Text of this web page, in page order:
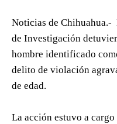
Noticias de Chihuahua.-
de Investigación
hombre identificado
delito de violación
de edad.
La acción estuvo a